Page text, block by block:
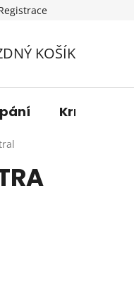
nás
KOŠÍK
Krmení